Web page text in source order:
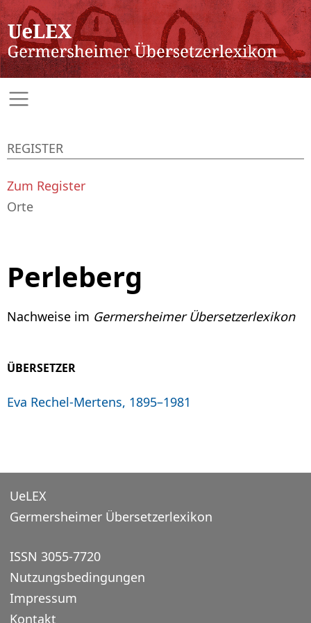
Perleberg
Nachweise im Germersheimer Übersetzerlexikon
ÜBERSETZER
Eva Rechel-Mertens, 1895–1981
REGISTER
Zum Register
Orte
UeLEX
Germersheimer Übersetzerlexikon
ISSN 3055-7720
Nutzungsbedingungen
Impressum
Kontakt